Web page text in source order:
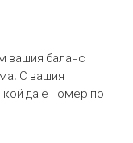
вашия баланс
С вашия
да е номер по